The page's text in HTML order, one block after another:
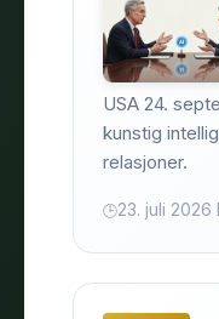
USA 24.
kunstig
relasjoner.
23. juli 2026